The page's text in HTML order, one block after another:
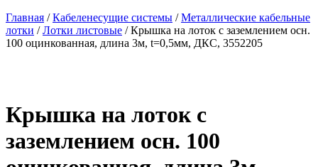
Главная /Кабеленесущие системы /Металлические кабельные
лотки /Лотки листовые / Крышка на лоток с заземлением осн.
100 оцинкованная, длина 3м, t=0,5мм, ДКС, 3552205
Крышка на лоток с
заземлением осн. 100